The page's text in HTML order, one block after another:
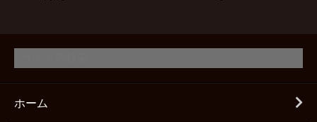
ホーム